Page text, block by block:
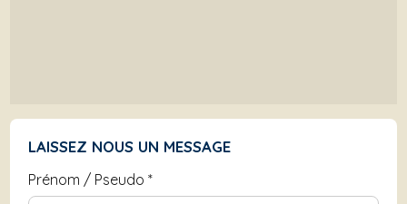
LAISSEZ NOUS UN MESSAGE
Prénom / Pseudo*